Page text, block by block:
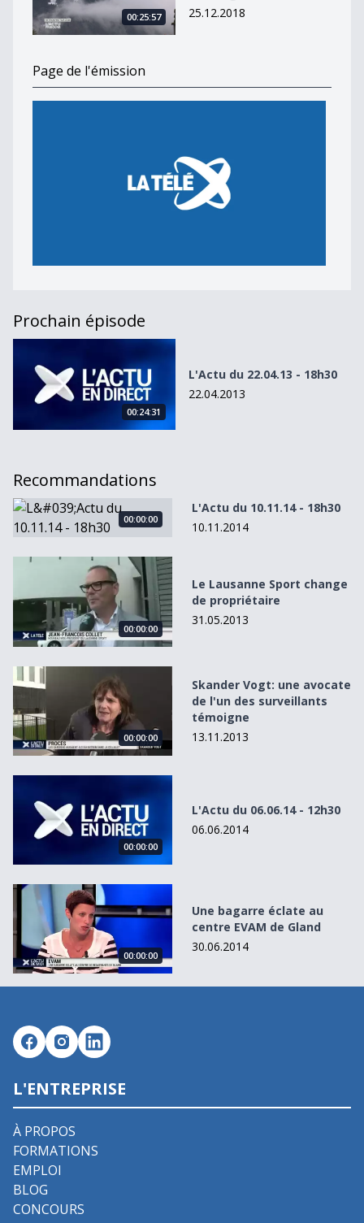
00:25:57
25.12.2018
Page de l'émission
Prochain épisode
L&#039;Actu du 22.04.13 - 18h30
00:24:31
L'Actu du 22.04.13 - 18h30
22.04.2013
Recommandations
L&#039;Actu du 10.11.14 - 18h30
00:00:00
L'Actu du 10.11.14 - 18h30
10.11.2014
Le Lausanne Sport change de propriétaire
00:00:00
Le Lausanne Sport change
de propriétaire
31.05.2013
Skander Vogt: une avocate de l&#039;un des
00:00:00
Skander Vogt: une avocate
de l'un des surveillants
témoigne
13.11.2013
L&#039;Actu du 06.06.14 - 12h30
00:00:00
L'Actu du 06.06.14 - 12h30
06.06.2014
Une bagarre éclate au centre EVAM de Gland
00:00:00
Une bagarre éclate au
centre EVAM de Gland
30.06.2014
L'ENTREPRISE
À PROPOS
FORMATIONS
EMPLOI
BLOG
CONCOURS